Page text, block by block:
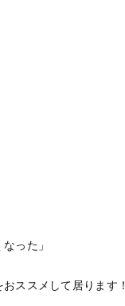
った」
ススメして居ります！